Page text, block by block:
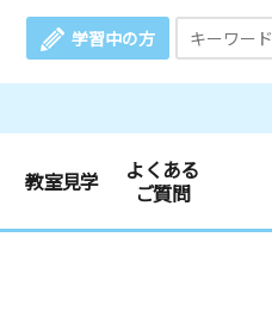
学習中の方
教室見学
よくある
ご質問